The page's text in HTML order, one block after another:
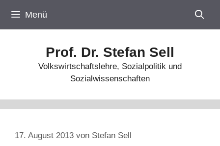
Inhalt
springen
Menü
Prof. Dr. Stefan Sell
Volkswirtschaftslehre, Sozialpolitik und
Sozialwissenschaften
17. August 2013 von Stefan Sell